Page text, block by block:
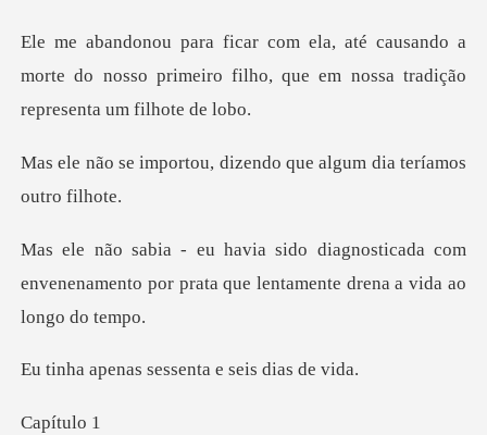
ando a
morte do nosso primeiro filho, que em
, dizendo que algum dia
ticada com
envenenamento por prata que le
sessenta e sei
ítu